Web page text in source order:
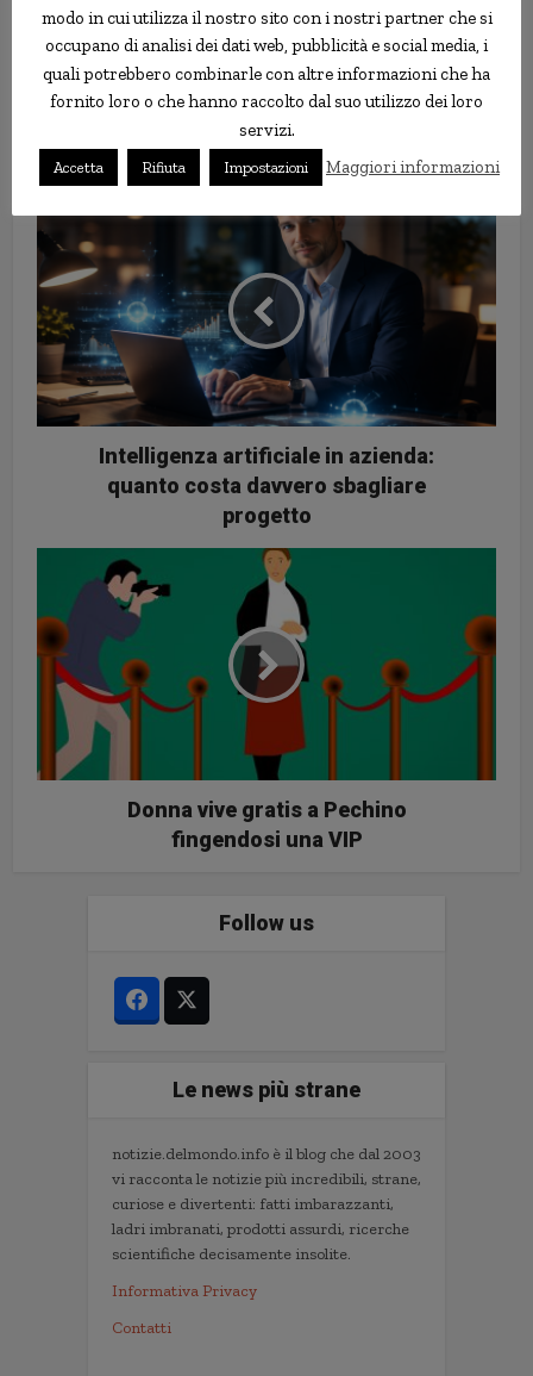
all’altra possono ancora avere piccole quantità di amianto
Asbestos.com.
natale rischio
Intelligenza artificiale in azienda:
quanto costa davvero sbagliare
progetto
Donna vive gratis a Pechino
fingendosi una VIP
Follow us
Le news più strane
notizie.delmondo.info è il blog che dal 2003
vi racconta le notizie più incredibili, strane,
curiose e divertenti: fatti imbarazzanti,
ladri imbranati, prodotti assurdi, ricerche
scientifiche decisamente insolite.
Informativa Privacy
Contatti
modo in cui utilizza il nostro sito con i nostri partner che si
occupano di analisi dei dati web, pubblicità e social media, i
quali potrebbero combinarle con altre informazioni che ha
fornito loro o che hanno raccolto dal suo utilizzo dei loro
servizi.
Accetta Rifiuta Impostazioni Maggiori informazioni